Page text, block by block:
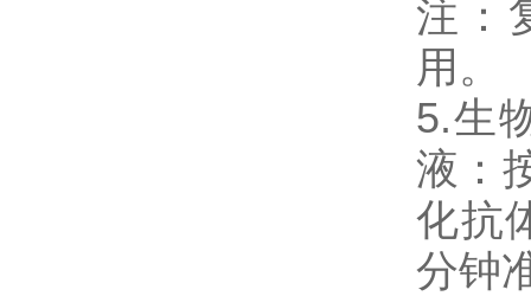
注：
用。
5.生
液：
化抗
分钟